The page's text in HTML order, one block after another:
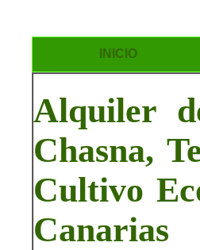
INICIO
Alquiler
Chasna,
Cultivo
Canarias